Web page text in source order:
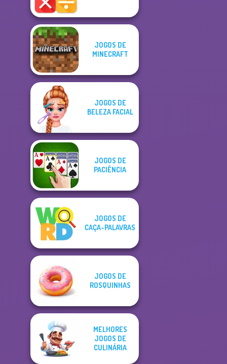
JOGOS DE
MINECRAFT
JOGOS DE
BELEZA FACIAL
JOGOS DE
PACIÊNCIA
JOGOS DE
CAÇA-PALAVRAS
JOGOS DE
ROSQUINHAS
MELHORES
JOGOS DE
CULINÁRIA